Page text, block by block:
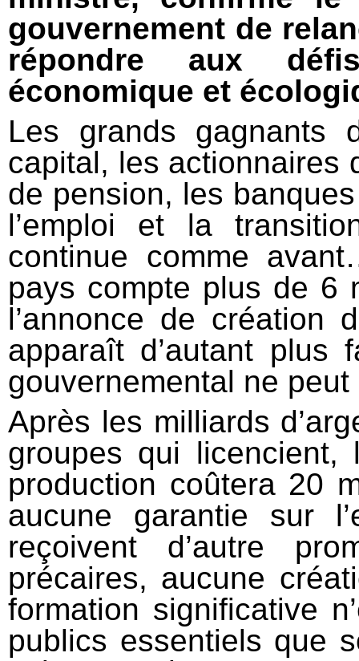
gouvernement de
répondre aux
économique et
Les grands gagnants
capital, les actionnaires
de pension, les
l’emploi et la
continue comme
pays compte plus de 6
l’annonce de création
apparaît d’autant
gouvernemental ne
Après les milliards
groupes qui
production coûtera 20
aucune garantie sur
reçoivent d’autre
précaires, aucune
formation significative
publics essentiels que